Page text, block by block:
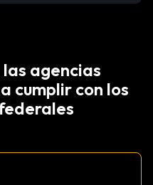
agencias
cumplir con los